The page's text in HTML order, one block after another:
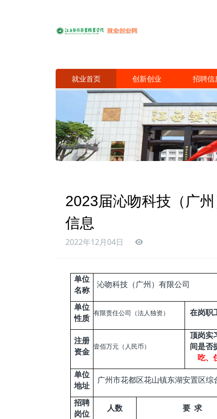
就业首页 创新创业 招聘信
2023届沁吻科技（广
信息
2022年12月04日
单位
名称
沁吻科技（广州）有限公司
单位
性质
有限责任公司（法人独资） 在岗职
注册
资金
壹佰万元（人民币）
顶岗实
间是否
吃、
单位
地址
广州市花都区花山镇东湖安置区综
招聘
岗位
人数 要 求